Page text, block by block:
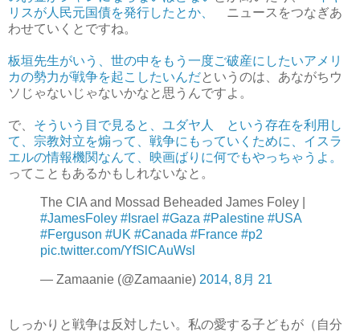
リスが人民元国債を発行したとか、
ニュースをつなぎあ
わせていくとですね。
板垣先生がいう、世の中をもう一度ご破産にしたいアメリ
カの勢力が戦争を起こしたいんだというのは、あながちウ
ソじゃないじゃないかなと思うんですよ。
で、 そういう目で見ると、ユダヤ人 という存在を利用し
て、宗教対立を煽って、戦争にもっていくために、イスラ
エルの情報機関なんて、映画ばりに何でもやっちゃうよ。
ってこともあるかもしれないなと。
The CIA and Mossad Beheaded James Foley |
#JamesFoley #Israel #Gaza #Palestine #USA
#Ferguson #UK #Canada #France #p2
pic.twitter.com/YfSlCAuWsl
— Zamaanie (@Zamaanie) 2014, 8月 21
しっかりと戦争は反対したい。私の愛する子どもが（自分